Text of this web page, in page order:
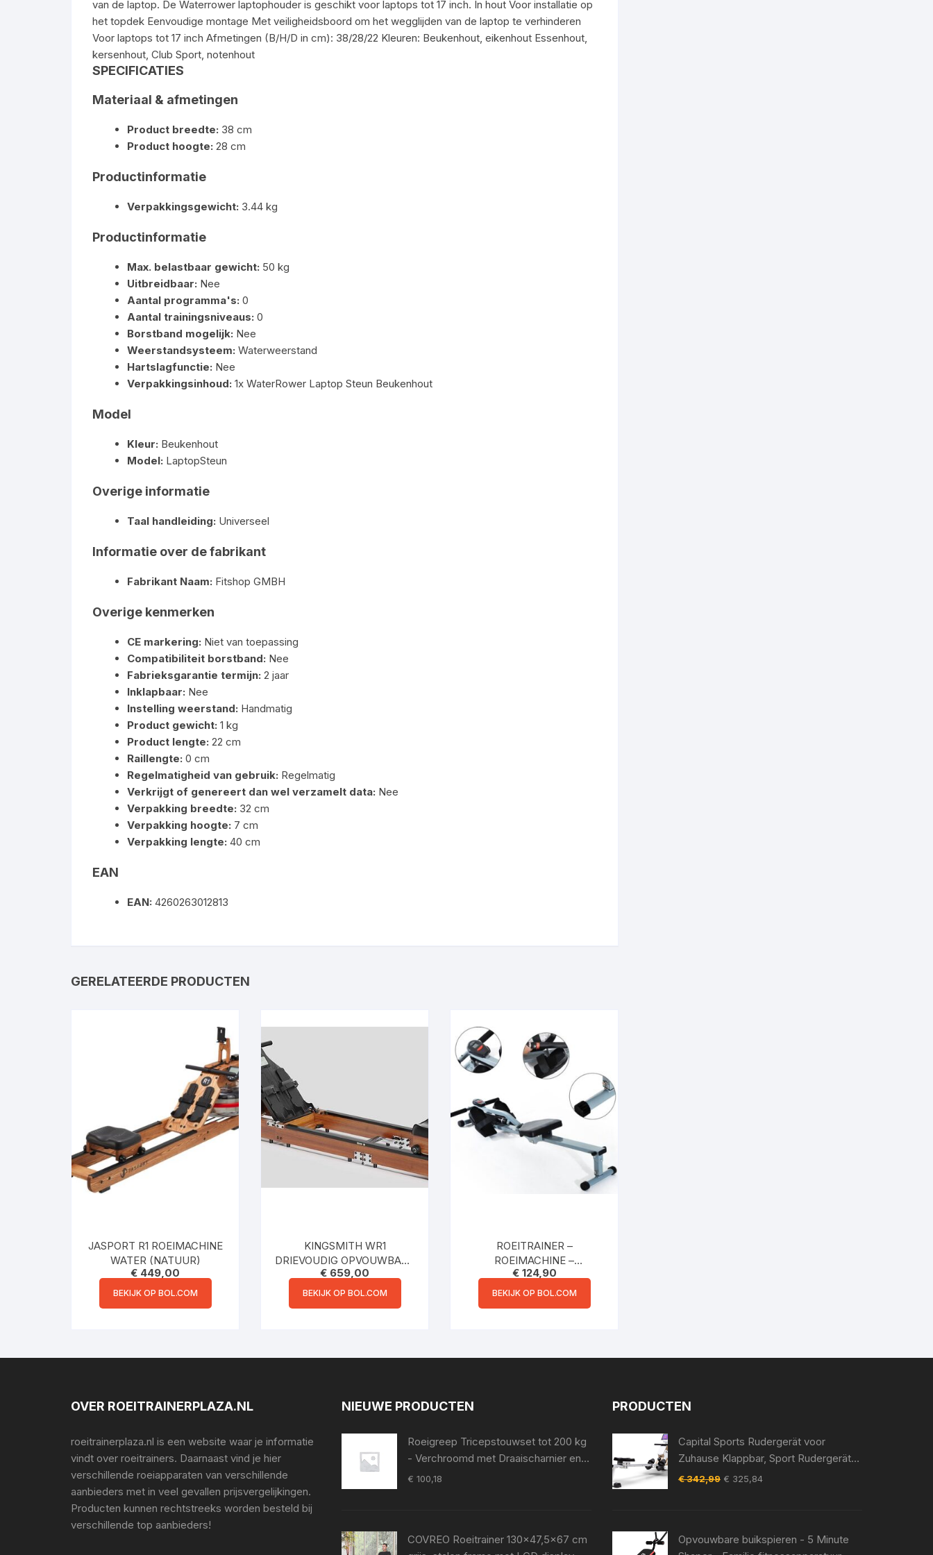
van de laptop. De Waterrower laptophouder is geschikt voor laptops tot 17 inch. In hout Voor installatie op
het topdek Eenvoudige montage Met veiligheidsboord om het wegglijden van de laptop te verhinderen
Voor laptops tot 17 inch Afmetingen (B/H/D in cm): 38/28/22 Kleuren: Beukenhout, eikenhout Essenhout,
kersenhout, Club Sport, notenhout
SPECIFICATIES
Materiaal & afmetingen
Product breedte: 38 cm
Product hoogte: 28 cm
Productinformatie
Verpakkingsgewicht: 3.44 kg
Productinformatie
Max. belastbaar gewicht: 50 kg
Uitbreidbaar: Nee
Aantal programma's: 0
Aantal trainingsniveaus: 0
Borstband mogelijk: Nee
Weerstandsysteem: Waterweerstand
Hartslagfunctie: Nee
Verpakkingsinhoud: 1x WaterRower Laptop Steun Beukenhout
Model
Kleur: Beukenhout
Model: LaptopSteun
Overige informatie
Taal handleiding: Universeel
Informatie over de fabrikant
Fabrikant Naam: Fitshop GMBH
Overige kenmerken
CE markering: Niet van toepassing
Compatibiliteit borstband: Nee
Fabrieksgarantie termijn: 2 jaar
Inklapbaar: Nee
Instelling weerstand: Handmatig
Product gewicht: 1 kg
Product lengte: 22 cm
Raillengte: 0 cm
Regelmatigheid van gebruik: Regelmatig
Verkrijgt of genereert dan wel verzamelt data: Nee
Verpakking breedte: 32 cm
Verpakking hoogte: 7 cm
Verpakking lengte: 40 cm
EAN
EAN: 4260263012813
GERELATEERDE PRODUCTEN
JASPORT R1 ROEIMACHINE
WATER (NATUUR)
€ 449,00
BEKIJK OP BOL.COM
KINGSMITH WR1
DRIEVOUDIG OPVOUWBARE
ROEIMACHINE ZWART
€ 659,00
BEKIJK OP BOL.COM
ROEITRAINER –
ROEIMACHINE –
ROEIAPPARAAT –
ROEITRAINER FITNESS –
€124,90
BEKIJK OP BOL.COM
OVER ROEITRAINERPLAZA.NL
roeitrainerplaza.nl is een website waar je informatie
vindt over roeitrainers. Daarnaast vind je hier
verschillende roeiapparaten van verschillende
aanbieders met in veel gevallen prijsvergelijkingen.
Producten kunnen rechtstreeks worden besteld bij
verschillende top aanbieders!
NIEUWE PRODUCTEN
Roeigreep Tricepstouwset tot 200 kg
- Verchroomd met Draaischarnier en
Antislip Grip voor Krachttraining
€ 100,18
COVREO Roeitrainer 130x47,5x67 cm
PRODUCTEN
Capital Sports Rudergerät voor
Zuhause Klappbar, Sport Rudergerät
met Magnetwiderstand, Rowshaper
geschikt voor thuisfitness en
€342,99 Oorspronkelijke
€ 325,84Huidige
Opvouwbare buikspieren - 5 Minute